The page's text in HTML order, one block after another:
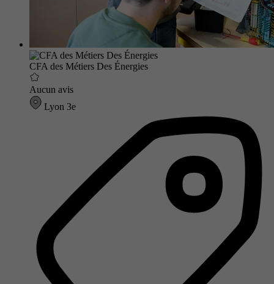
CFA des Métiers Des Énergies
Aucun avis
Lyon 3e